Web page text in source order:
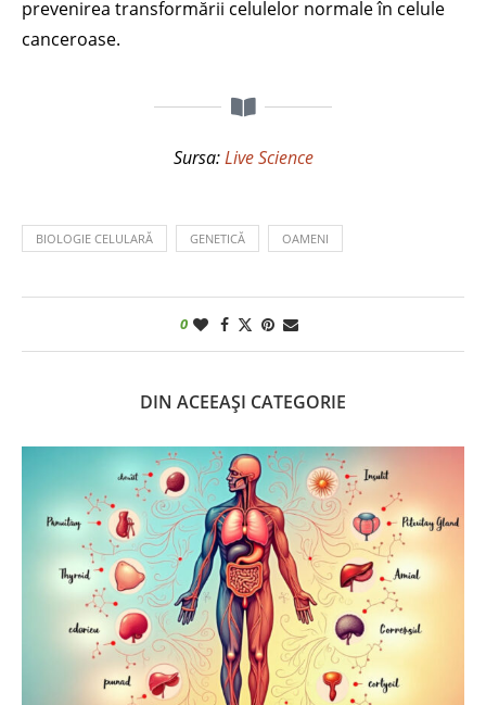
prevenirea transformării celulelor normale în celule
canceroase.
Sursa:Live Science
BIOLOGIE CELULARĂ GENETICĂ OAMENI
0
DIN ACEEAȘI CATEGORIE